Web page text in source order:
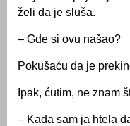
želi da je sluša.
– Gde si ovu našao?
Pokušaću da je
Ipak, ćutim, ne znam
– Kada sam ja htela